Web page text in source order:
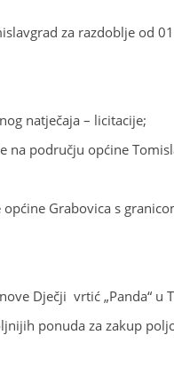
za razdoblje od
natječaja – licitacije;
na području općine
Grabovica s
Dječji vrtić „Panda“ u
ponuda za zakup